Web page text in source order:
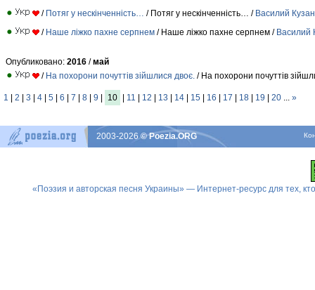
/ Потяг у нескінченність… / Потяг у нескінченність… / Василий Кузан
/ Наше ліжко пахне серпнем / Наше ліжко пахне серпнем / Василий
Опубликовано: 2016 /май
/ На похорони почуттів зійшлися двоє. / На похорони почуттів
1 | 2 | 3 | 4 | 5 | 6 | 7 | 8 | 9 | 10 | 11 | 12 | 13 | 14 | 15 | 16 | 17 | 18 | 19 | 20 »
2003-2026© Poezia.ORG
«Поэзия и авторская песня Украины» — Интернет-ресурс для тех,